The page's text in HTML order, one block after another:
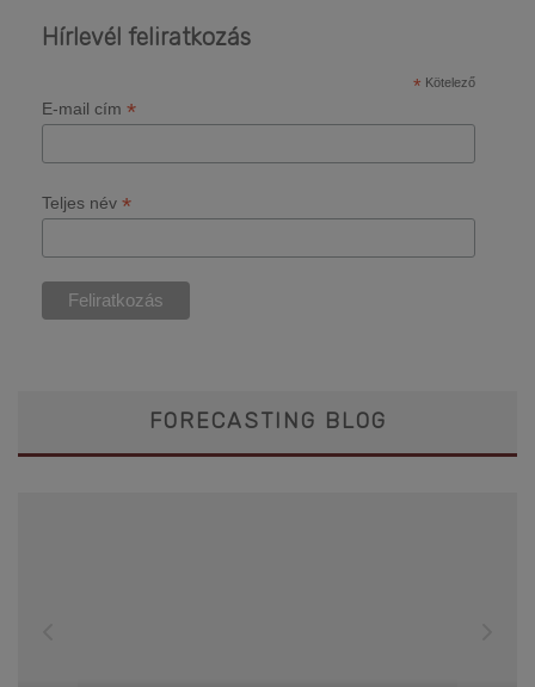
Hírlevél feliratkozás
* Kötelező
E-mail cím *
Teljes név *
FORECASTING BLOG